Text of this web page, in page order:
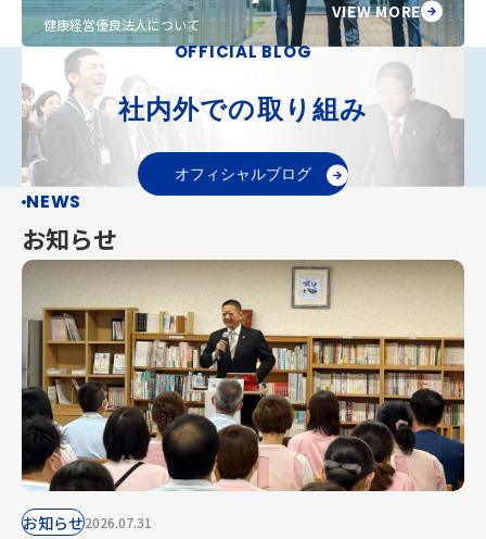
健康経営優良法人について
VIEW MORE
OFFICIAL BLOG
社内外での取り組み
オフィシャルブログ
NEWS
お知らせ
お知らせ2026.07.31